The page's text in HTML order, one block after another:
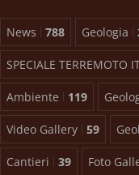
News 788 Geologia
SPECIALE TERREMOTO
Ambiente 119
Video Gallery 59
Cantieri 39 Foto